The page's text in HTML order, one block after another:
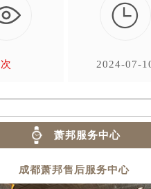
次

2024-07-
萧邦服务中心
成都萧邦售后服务中心